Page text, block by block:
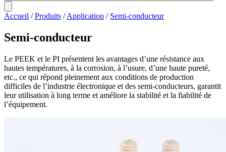
Accueil /Produits /Application / Semi-conducteur
Semi-conducteur
Le PEEK et le PI présentent les avantages d’une résistance aux
hautes températures, à la corrosion, à l’usure, d’une haute pureté,
etc., ce qui répond pleinement aux conditions de production
difficiles de l’industrie électronique et des semi-conducteurs, garantit
leur utilisation à long terme et améliore la stabilité et la fiabilité de
l’équipement.